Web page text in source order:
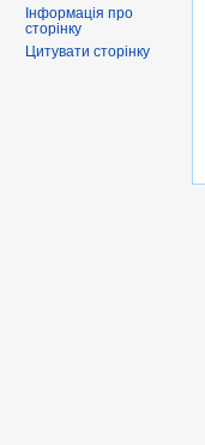
Інформація про
сторінку
Цитувати сторінку